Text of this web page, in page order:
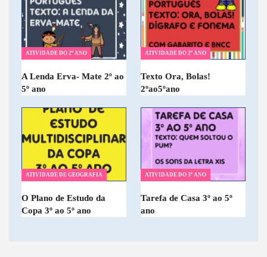
ATIVIDADE DO 2º ANO
A Lenda Erva- Mate 2º ao
5º ano
ATIVIDADE DO 2º ANO
Texto Ora, Bolas!
2ºao5ºano
ATIVIDADE DE GEOGRAFIA
O Plano de Estudo da
Copa 3º ao 5º ano
ATIVIDADE DO 3º ANO
Tarefa de Casa 3º ao 5º
ano